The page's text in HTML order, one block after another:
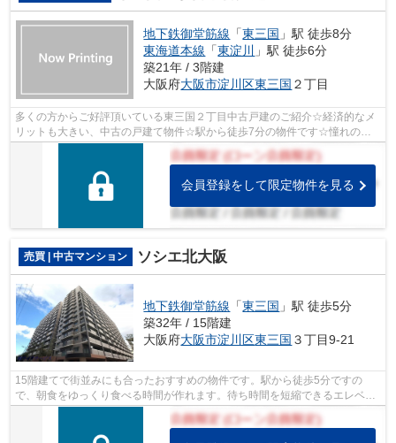
地下鉄御堂筋線 「東三国 」駅 徒歩8分
東海道本線 「東淀川
」駅 徒歩6分
築21年 / 3階建
大阪府大阪市淀川区東三国 ２丁目
多くの方からご好評頂いている東三国２丁目中古戸建のご紹介☆経済的なメ
リットも大きい、中古の戸建て物件☆駅から徒歩7分の物件です☆憧れの吹
き抜け空間のある物件です☆大阪市淀川区で...
会員登録をして限定物件を見る
売買 | 中古マンション ソシエ北大阪
地下鉄御堂筋線 「東三国 」駅 徒歩5分
築32年 / 15階建
大阪府大阪市淀川区東三国 ３丁目9-21
15階建てで街並みにも合ったおすすめの物件です。駅から徒歩5分ですの
で、朝食をゆっくり食べる時間が作れます。待ち時間を短縮できるエレベー
ター2基の物件です。不動産購入は人生で...